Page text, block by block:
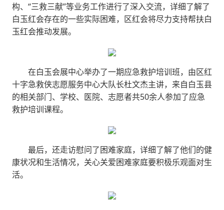
构、“三救三献”等业务工作进行了深入交流，详细了解了
白玉红会存在的一些实际困难，区红会将尽力支持帮扶白
玉红会推动发展。
在白玉会展中心举办了一期应急救护培训班，由区红
十字急救侠志愿服务中心大队长杜文杰主讲，来自白玉县
的相关部门、学校、医院、志愿者共50余人参加了应急
救护培训课程。
最后，还走访慰问了困难家庭，详细了解了他们的健
康状况和生活情况，关心关爱困难家庭要积极乐观面对生
活。